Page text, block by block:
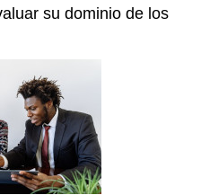
su dominio de los